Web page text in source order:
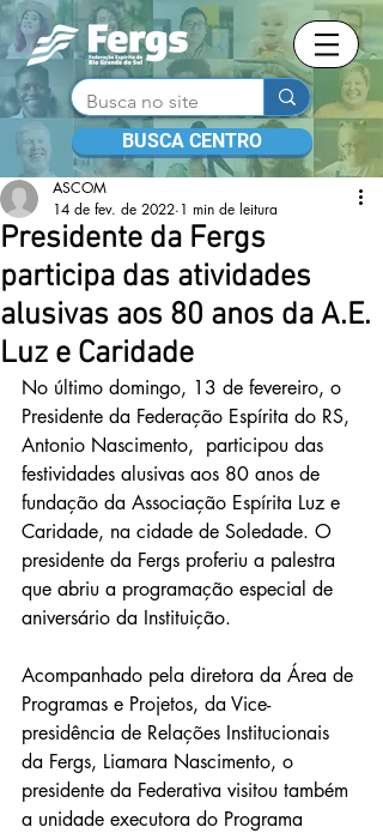
BUSCA CENTRO
Presidente da Fergs
participa das atividades
alusivas aos 80 anos da A.E.
Luz e Caridade
ASCOM
14 de fev. de 2022 1 min de leitura
No último domingo, 13 de fevereiro, o
Presidente da Federação Espírita do RS,
Antonio Nascimento,  participou das
festividades alusivas aos 80 anos de
fundação da Associação Espírita Luz e
Caridade, na cidade de Soledade. O
presidente da Fergs proferiu a palestra
que abriu a programação especial de
aniversário da Instituição.
Acompanhado pela diretora da Área de
Programas e Projetos, da Vice-
presidência de Relações Institucionais
da Fergs, Liamara Nascimento, o
presidente da Federativa visitou também
a unidade executora do Programa